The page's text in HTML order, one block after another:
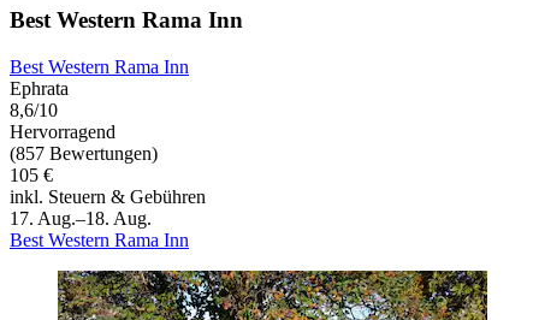
Best Western Rama Inn
Best Western Rama Inn
Ephrata
8,6/10
Hervorragend
(857 Bewertungen)
105 €
inkl. Steuern & Gebühren
17. Aug.–18. Aug.
Best Western Rama Inn